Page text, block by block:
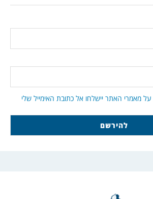
מאמרי האתר יישלחו אל כתובת האימייל שלי